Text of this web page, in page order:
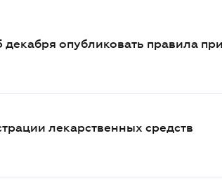
опубликовать правила
лекарственных средств